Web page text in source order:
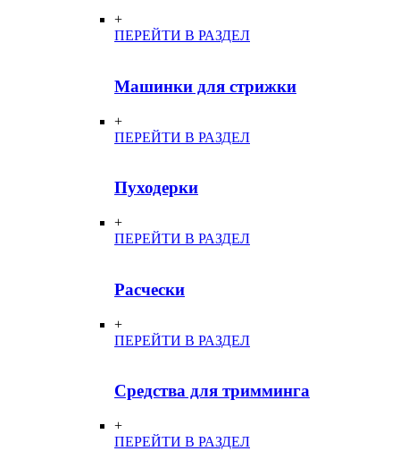
+
ПЕРЕЙТИ В РАЗДЕЛ
Машинки для стрижки
+
ПЕРЕЙТИ В РАЗДЕЛ
Пуходерки
+
ПЕРЕЙТИ В РАЗДЕЛ
Расчески
+
ПЕРЕЙТИ В РАЗДЕЛ
Средства для тримминга
+
ПЕРЕЙТИ В РАЗДЕЛ